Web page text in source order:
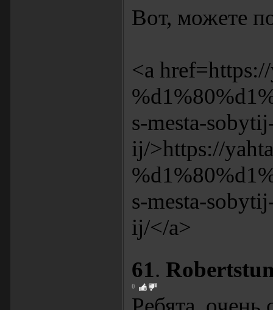
Вот, можете
<a
s-mesta-
ij/>https://
s-mesta-
ij/</a>
61.
0